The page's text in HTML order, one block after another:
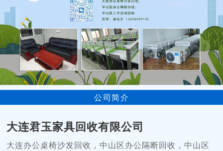
公司简介
大连君玉家具回收有限公司
大连办公桌椅沙发回收，中山区办公隔断回收，中山区